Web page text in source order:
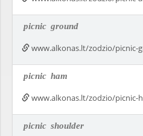
picnic ground
www.alkonas.lt/zodzio/picnic-
picnic ham
www.alkonas.lt/zodzio/picnic-
picnic shoulder